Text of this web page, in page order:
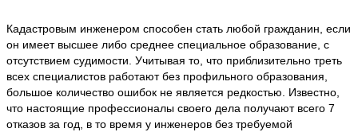
Кадастровым инженером способен стать любой гражданин, если
он имеет высшее либо среднее специальное образование, с
отсутствием судимости. Учитывая то, что приблизительно треть
всех специалистов работают без профильного образования,
большое количество ошибок не является редкостью. Известно,
что настоящие профессионалы своего дела получают всего 7
отказов за год, в то время у инженеров без требуемой